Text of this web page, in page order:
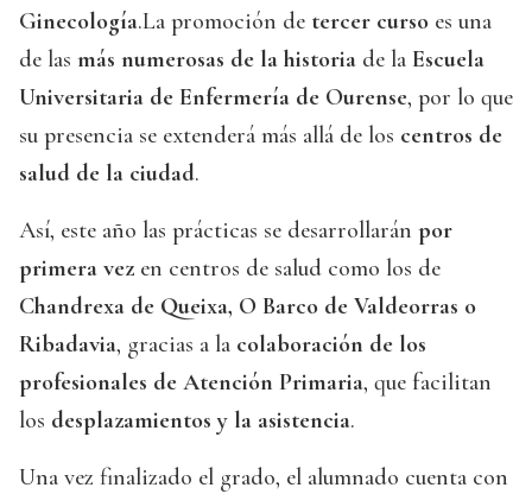
Ginecología.La promoción de tercer curso es una
de las más numerosas de la historia de la Escuela
Universitaria de Enfermería de Ourense, por lo que
su presencia se extenderá más allá de los centros de
salud de la ciudad.
Así, este año las prácticas se desarrollarán por
primera vez en centros de salud como los de
Chandrexa de Queixa, O Barco de Valdeorras o
Ribadavia, gracias a la colaboración de los
profesionales de Atención Primaria, que facilitan
los desplazamientos y la asistencia.
Una vez finalizado el grado, el alumnado cuenta con